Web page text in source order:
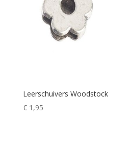
Leerschuivers Woodstock
€1,95